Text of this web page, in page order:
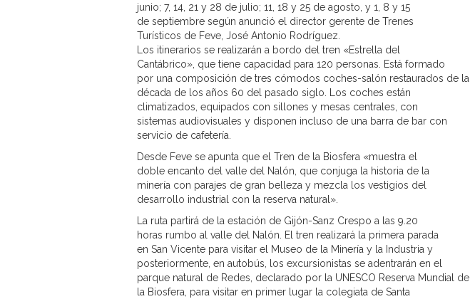
junio; 7, 14, 21 y 28 de julio; 11, 18 y 25 de agosto, y 1, 8 y 15
de septiembre según anunció el director gerente de Trenes
Turísticos de Feve, José Antonio Rodríguez.
Los itinerarios se realizarán a bordo del tren «Estrella del
Cantábrico», que tiene capacidad para 120 personas. Está formado
por una composición de tres cómodos coches-salón restaurados de la
década de los años 60 del pasado siglo. Los coches están
climatizados, equipados con sillones y mesas centrales, con
sistemas audiovisuales y disponen incluso de una barra de bar con
servicio de cafetería.
Desde Feve se apunta que el Tren de la Biosfera «muestra el
doble encanto del valle del Nalón, que conjuga la historia de la
minería con parajes de gran belleza y mezcla los vestigios del
desarrollo industrial con la reserva natural».
La ruta partirá de la estación de Gijón-Sanz Crespo a las 9.20
horas rumbo al valle del Nalón. El tren realizará la primera parada
en San Vicente para visitar el Museo de la Minería y la Industria y
posteriormente, en autobús, los excursionistas se adentrarán en el
parque natural de Redes, declarado por la UNESCO Reserva Mundial de
la Biosfera, para visitar en primer lugar la colegiata de Santa